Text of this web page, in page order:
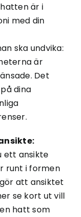
är i
med din
ska undvika:
är
Det
dina
ett ansikte
runt i formen
att ansiktet
se kort ut vill
hatt som